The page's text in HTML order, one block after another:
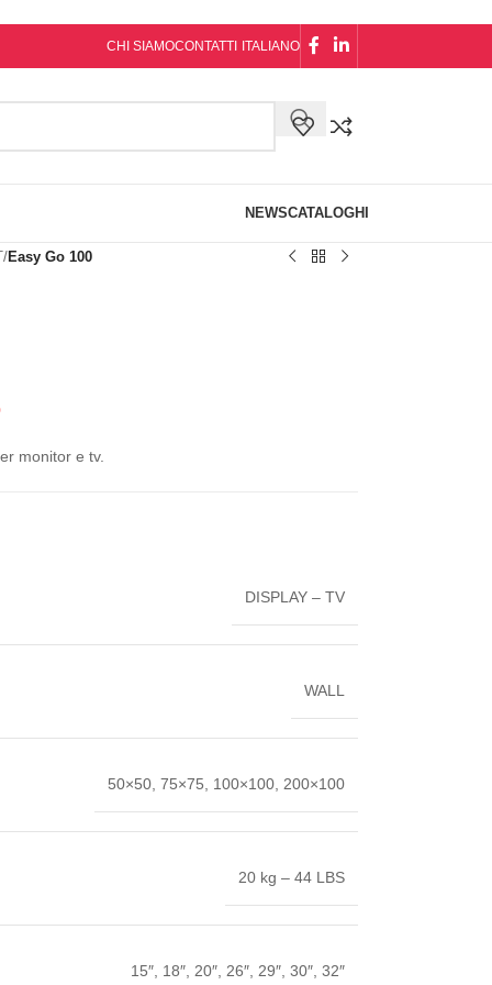
CHI SIAMOCONTATTI ITALIANO
NEWSCATALOGHI
/Easy Go 100
monitor e tv.
DISPLAY – TV
WALL
50×50, 75×75, 100×100, 200×100
20 kg – 44 LBS
15″, 18″, 20″, 26″, 29″, 30″, 32″